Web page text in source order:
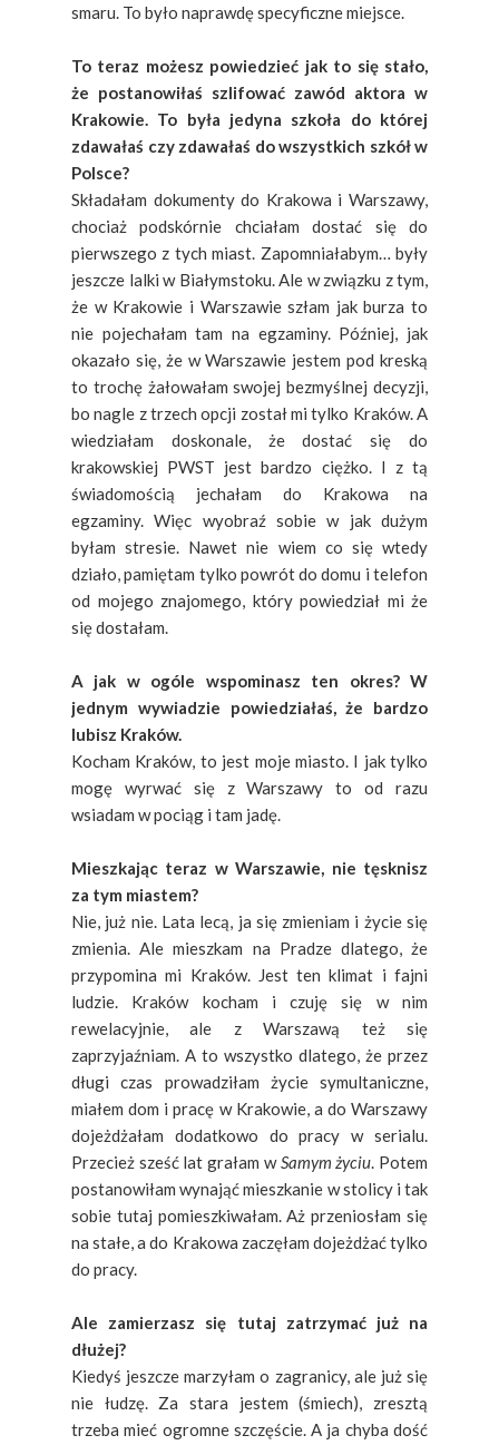
smaru. To było naprawdę specyficzne miejsce.
To teraz możesz powiedzieć jak to się stało,
że postanowiłaś szlifować zawód aktora w
Krakowie. To była jedyna szkoła do której
zdawałaś czy zdawałaś do wszystkich szkół w
Polsce?
Składałam dokumenty do Krakowa i Warszawy,
chociaż podskórnie chciałam dostać się do
pierwszego z tych miast. Zapomniałabym… były
jeszcze lalki w Białymstoku. Ale w związku z tym,
że w Krakowie i Warszawie szłam jak burza to
nie pojechałam tam na egzaminy. Później, jak
okazało się, że w Warszawie jestem pod kreską
to trochę żałowałam swojej bezmyślnej decyzji,
bo nagle z trzech opcji został mi tylko Kraków. A
wiedziałam doskonale, że dostać się do
krakowskiej PWST jest bardzo ciężko. I z tą
świadomością jechałam do Krakowa na
egzaminy. Więc wyobraź sobie w jak dużym
byłam stresie. Nawet nie wiem co się wtedy
działo, pamiętam tylko powrót do domu i telefon
od mojego znajomego, który powiedział mi że
się dostałam.
A jak w ogóle wspominasz ten okres? W
jednym wywiadzie powiedziałaś, że bardzo
lubisz Kraków.
Kocham Kraków, to jest moje miasto. I jak tylko
mogę wyrwać się z Warszawy to od razu
wsiadam w pociąg i tam jadę.
Mieszkając teraz w Warszawie, nie tęsknisz
za tym miastem?
Nie, już nie. Lata lecą, ja się zmieniam i życie się
zmienia. Ale mieszkam na Pradze dlatego, że
przypomina mi Kraków. Jest ten klimat i fajni
ludzie. Kraków kocham i czuję się w nim
rewelacyjnie, ale z Warszawą też się
zaprzyjaźniam. A to wszystko dlatego, że przez
długi czas prowadziłam życie symultaniczne,
miałem dom i pracę w Krakowie, a do Warszawy
dojeżdżałam dodatkowo do pracy w serialu.
Przecież sześć lat grałam wSamym życiu. Potem
postanowiłam wynająć mieszkanie w stolicy i tak
sobie tutaj pomieszkiwałam. Aż przeniosłam się
na stałe, a do Krakowa zaczęłam dojeżdżać tylko
do pracy.
Ale zamierzasz się tutaj zatrzymać już na
dłużej?
Kiedyś jeszcze marzyłam o zagranicy, ale już się
nie łudzę. Za stara jestem (śmiech), zresztą
trzeba mieć ogromne szczęście. A ja chyba dość